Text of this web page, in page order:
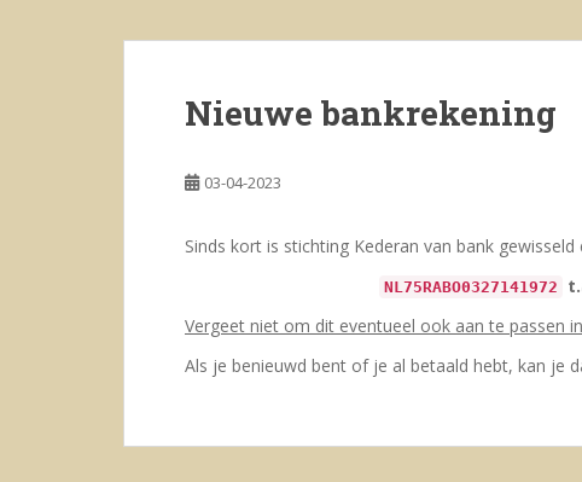
Nieuwe bankrekening
03-04-2023
Sinds kort is stichting Kederan van bank
NL75RABO0327141972
Vergeet niet om dit eventueel ook aan te passen
Als je benieuwd bent of je al betaald hebt, kan je